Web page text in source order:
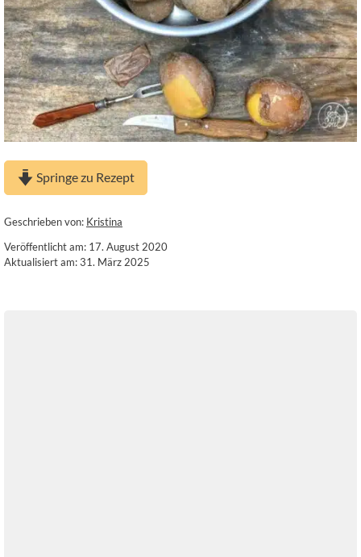
Springe zu Rezept
Geschrieben von: Kristina
Veröffentlicht am: 17. August 2020
Aktualisiert am: 31. März 2025